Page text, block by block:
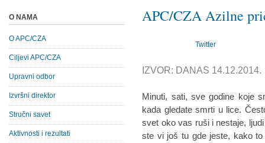
APC/CZA Azilne
Twitter
IZVOR: DANAS 14.12.2014.
Minuti, sati, sve godine koje
kada gledate smrti u lice.
svet oko vas ruši i nestaje,
ste vi još tu gde jeste, kako
O NAMA
O APC/CZA
Ciljevi APC/CZA
Upravni odbor
Izvršni direktor
Stručni savet
Aktivnosti i rezultati